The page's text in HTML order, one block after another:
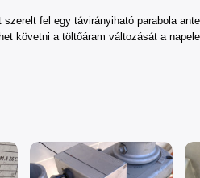
fel egy távirányiható parabola
követni a töltőáram változását a